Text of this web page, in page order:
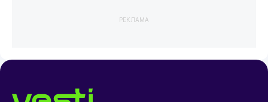
РЕКЛАМА